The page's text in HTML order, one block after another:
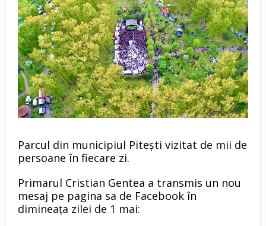
Parcul din municipiul Pitești vizitat de mii de
persoane în fiecare zi.
Primarul Cristian Gentea a transmis un nou
mesaj pe pagina sa de Facebook în
dimineața zilei de 1 mai: